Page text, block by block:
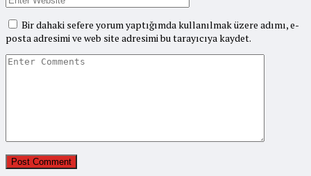
Bir dahaki sefere yorum yaptığımda kullanılmak üzere adımı, e-
posta adresimi ve web site adresimi bu tarayıcıya kaydet.